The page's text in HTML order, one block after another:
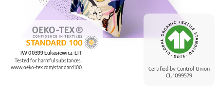
Certified by Control Union
CU1099579
IW 00399 Łukasiewicz-ŁIT
Tested for harmful substances.
www.oeko-tex.com/standard100